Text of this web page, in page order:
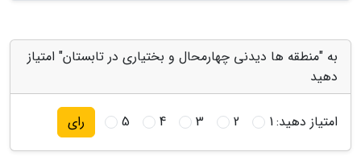
به "منطقه ها دیدنی چهارمحال و بختیاری در تابستان" امتیاز
دهید
امتیاز دهید:1
2
3
4
5 رای